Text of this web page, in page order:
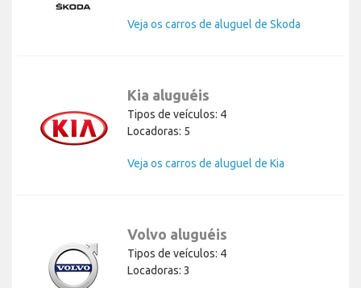
Veja os carros de aluguel de Skoda
Kia aluguéis
Tipos de veículos: 4
Locadoras: 5
Veja os carros de aluguel de Kia
Volvo aluguéis
Tipos de veículos: 4
Locadoras: 3